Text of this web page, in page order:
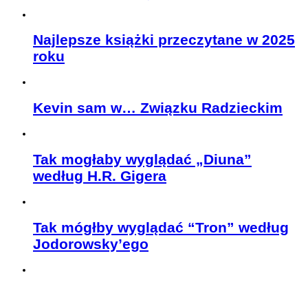
Najlepsze książki przeczytane w 2025
roku
Kevin sam w… Związku Radzieckim
Tak mogłaby wyglądać „Diuna”
według H.R. Gigera
Tak mógłby wyglądać “Tron” według
Jodorowsky’ego